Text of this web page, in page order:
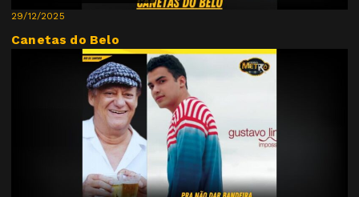
29/12/2025
Canetas do Belo